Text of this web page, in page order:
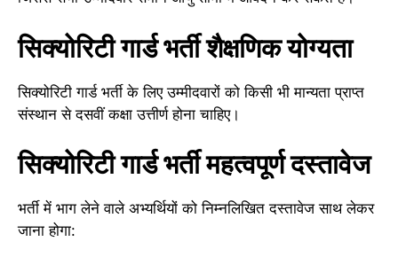
सिक्योरिटी गार्ड भर्ती शैक्षणिक योग्यता
सिक्योरिटी गार्ड भर्ती के लिए उम्मीदवारों को किसी भी मान्यता प्राप्त
संस्थान से दसवीं कक्षा उत्तीर्ण होना चाहिए।
सिक्योरिटी गार्ड भर्ती महत्वपूर्ण दस्तावेज
भर्ती में भाग लेने वाले अभ्यर्थियों को निम्नलिखित दस्तावेज साथ लेकर
जाना होगा: